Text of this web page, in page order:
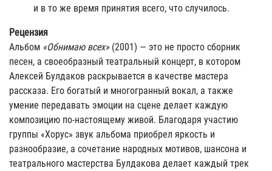
и в то же время принятия всего, что случилось.
Рецензия
Альбом «Обнимаю всех»(2001) — это не просто сборник
песен, а своеобразный театральный концерт, в котором
Алексей Булдаков раскрывается в качестве мастера
рассказа. Его богатый и многогранный вокал, а также
умение передавать эмоции на сцене делает каждую
композицию по-настоящему живой. Благодаря участию
группы «Хорус» звук альбома приобрел яркость и
разнообразие, а сочетание народных мотивов, шансона и
театрального мастерства Булдакова делает каждый трек